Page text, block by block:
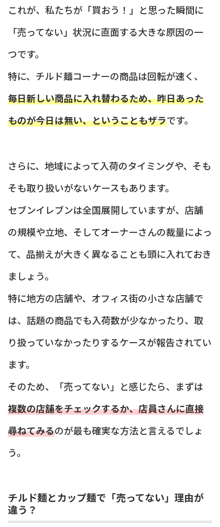
これが、私たちが「買おう！」と思った瞬間に
「売ってない」状況に直面する大きな原因の一
つです。
特に、チルド麺コーナーの商品は回転が速く、
毎日新しい商品に入れ替わるため、昨日あった
ものが今日は無い、ということもザラです。
さらに、地域によって入荷のタイミングや、そも
そも取り扱いがないケースもあります。
セブンイレブンは全国展開していますが、店舗
の規模や立地、そしてオーナーさんの裁量によっ
て、品揃えが大きく異なることも頭に入れておき
ましょう。
特に地方の店舗や、オフィス街の小さな店舗で
は、話題の商品でも入荷数が少なかったり、取
り扱っていなかったりするケースが報告されてい
ます。
そのため、「売ってない」と感じたら、まずは
複数の店舗をチェックするか、店員さんに直接
尋ねてみるのが最も確実な方法と言えるでしょ
う。
チルド麺とカップ麺で「売ってない」理由が
違う？